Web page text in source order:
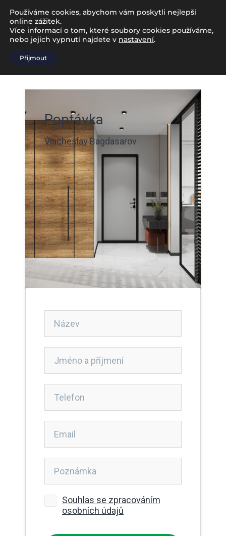
Používáme cookies, abychom vám poskytli nejlepší
online zážitek.
Více informací o tom, které soubory cookies používáme,
nebo jejich vypnutí najdete v nastavení.
Přijmout